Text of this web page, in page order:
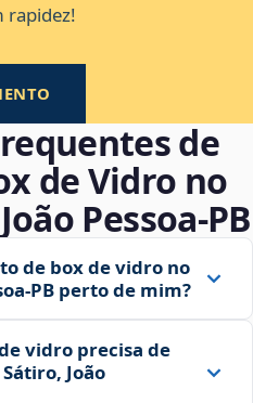
rapidez!
de
de Vidro no
Pessoa‑PB
de box de vidro no
perto de mim?
vidro precisa de
João